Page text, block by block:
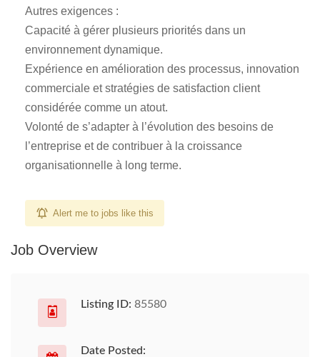
Autres exigences :
Capacité à gérer plusieurs priorités dans un
environnement dynamique.
Expérience en amélioration des processus, innovation
commerciale et stratégies de satisfaction client
considérée comme un atout.
Volonté de s’adapter à l’évolution des besoins de
l’entreprise et de contribuer à la croissance
organisationnelle à long terme.
Alert me to jobs like this
Job Overview
Listing ID: 85580
Date Posted: